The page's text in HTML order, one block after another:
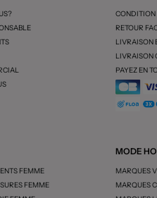
CONDITION
RETOUR
LIVRAISON
LIVRAISON
PAYEZ EN
FEMME
FEMME
MODE
MARQUES
MARQUES